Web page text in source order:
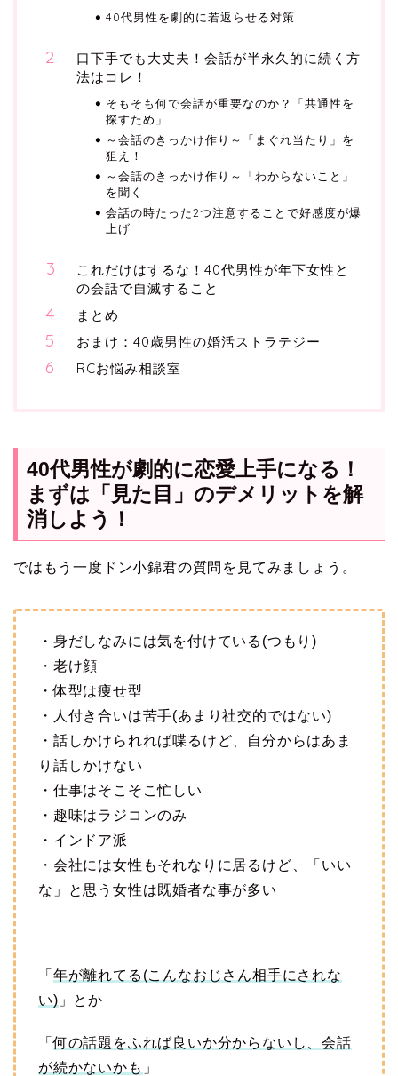
40代男性を劇的に若返らせる対策
口下手でも大丈夫！会話が半永久的に続く方
法はコレ！
そもそも何で会話が重要なのか？「共通性を
探すため」
～会話のきっかけ作り～「まぐれ当たり」を
狙え！
～会話のきっかけ作り～「わからないこと」
を聞く
会話の時たった2つ注意することで好感度が爆
上げ
これだけはするな！40代男性が年下女性と
の会話で自滅すること
まとめ
おまけ：40歳男性の婚活ストラテジー
RCお悩み相談室
40代男性が劇的に恋愛上手になる！
まずは「見た目」のデメリットを解
消しよう！
ではもう一度ドン小錦君の質問を見てみましょう。
・身だしなみには気を付けている(つもり)
・老け顔
・体型は痩せ型
・人付き合いは苦手(あまり社交的ではない)
・話しかけられれば喋るけど、自分からはあま
り話しかけない
・仕事はそこそこ忙しい
・趣味はラジコンのみ
・インドア派
・会社には女性もそれなりに居るけど、「いい
な」と思う女性は既婚者な事が多い
「 年が離れてる(こんなおじさん相手にされな
い) 」とか
「何の話題をふれば良いか分からないし、会話
が続かないかも 」